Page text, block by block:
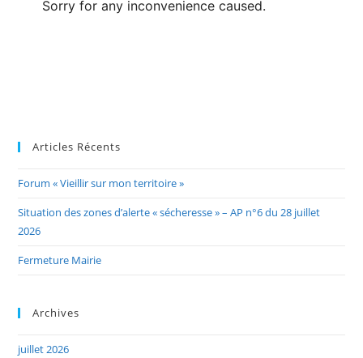
Articles Récents
Forum « Vieillir sur mon territoire »
Situation des zones d’alerte « sécheresse » – AP n°6 du 28 juillet
2026
Fermeture Mairie
Archives
juillet 2026